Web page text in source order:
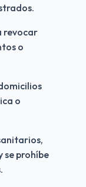
revocar
o
o
se prohíbe